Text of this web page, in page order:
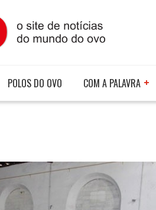
POLOS DO OVO COM A PALAVRA